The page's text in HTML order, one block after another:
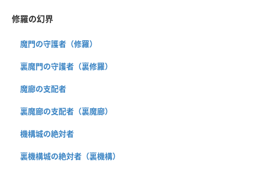
修羅の幻界
魔門の守護者（修羅）
裏魔門の守護者（裏修羅）
魔廊の支配者
裏魔廊の支配者（裏魔廊）
機構城の絶対者
裏機構城の絶対者（裏機構）